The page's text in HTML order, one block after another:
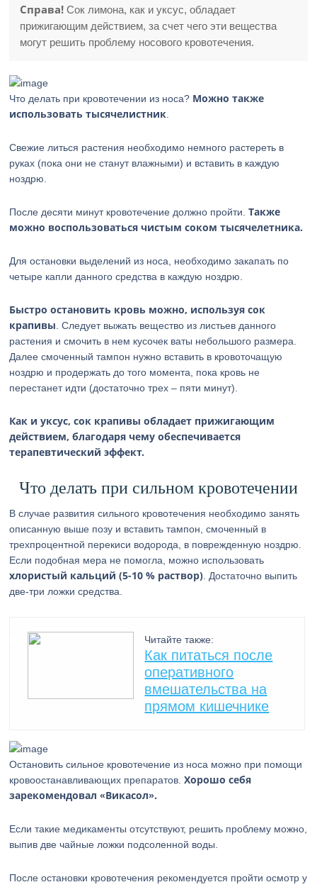
Справа! Сок лимона, как и уксус, обладает
прижигающим действием, за счет чего эти вещества
могут решить проблему носового кровотечения.
Что делать при кровотечении из носа? Можно также
использовать тысячелистник
Свежие литься растения необходимо немного растереть в
руках (пока они не станут влажными) и вставить в каждую
ноздрю.
После десяти минут кровотечение должно пройти.Также
можно воспользоваться чистым соком тысячелетника.
Для остановки выделений из носа, необходимо закапать по
четыре капли данного средства в каждую ноздрю.
Быстро остановить кровь можно, используя сок
крапивы . Следует выжать вещество из листьев данного
растения и смочить в нем кусочек ваты небольшого размера.
Далее смоченный тампон нужно вставить в кровоточащую
ноздрю и продержать до того момента, пока кровь не
перестанет идти (достаточно трех – пяти минут).
Как и уксус, сок крапивы обладает прижигающим
действием, благодаря чему обеспечивается
терапевтический эффект.
Что делать при сильном кровотечении
В случае развития сильного кровотечения необходимо занять
описанную выше позу и вставить тампон, смоченный в
трехпроцентной перекиси водорода, в поврежденную ноздрю.
Если подобная мера не помогла, можно использовать
хлористый кальций (5-10 % раствор) . Достаточно выпить
две-три ложки средства.
Читайте также:
Как питаться после
оперативного
вмешательства на
прямом кишечнике
Остановить сильное кровотечение из носа можно при помощи
кровоостанавливающих препаратов.Хорошо себя
зарекомендовал «Викасол».
Если такие медикаменты отсутствуют, решить проблему можно,
выпив две чайные ложки подсоленной воды.
После остановки кровотечения рекомендуется пройти осмотр у